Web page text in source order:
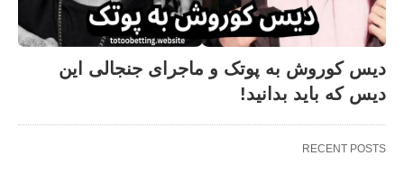
دیس کوروش به پوتک و ماجرای جنجالی این
دیس که باید بدانید!
RECENT POSTS